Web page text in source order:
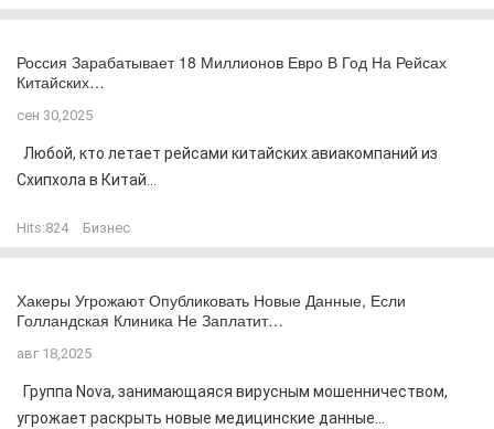
Россия Зарабатывает 18 Миллионов Евро В Год На Рейсах
Китайских…
сен 30,2025
Любой, кто летает рейсами китайских авиакомпаний из
Схипхола в Китай...
Hits:824 Бизнес
Хакеры Угрожают Опубликовать Новые Данные, Если
Голландская Клиника Не Заплатит…
авг 18,2025
Группа Nova, занимающаяся вирусным мошенничеством,
угрожает раскрыть новые медицинские данные...